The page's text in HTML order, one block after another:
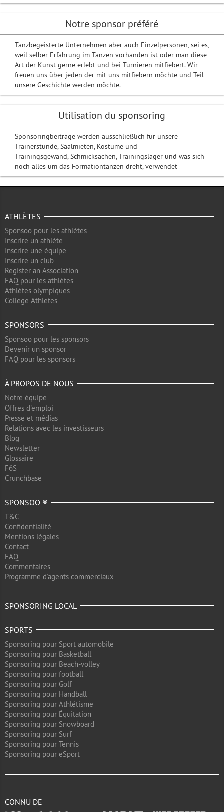
Notre sponsor préféré
Tanzbegeisterte Unternehmen aber auch Einzelpersonen, sei es,
weil selber Erfahrung im Tanzen vorhanden ist oder man diese
Art der Kunst gerne erlebt und bei Turnieren mitfiebert. Wir
freuen uns über jeden der mit uns mitfiebern möchte und Teil
unsere Geschichte werden möchte.
Utilisation du sponsoring
Sponsoringbeiträge werden ausschließlich für unsere
Trainerstunde, Saalmieten, Kostüme und
Trainingsgewand, Schmicksachen, Trainingslager und was sich
noch alles um das Formationtanzen dreht, verwendet
ATHLÈTES
Sponsoo pour les athlètes
Inscrire un athlète
Inscrire une équipe
Inscrire un club
Register an Association
FAQ pour les athlètes
Athlètes olympiques
College Athletes
SPONSORS
Sponsoo pour les sponsors
Devenir un sponsor
FAQ pour les sponsors
À PROPOS DE NOUS
Notre équipe
Offres d'emploi
Presse et médias
Relations avec les investisseurs
Blog
Newsletter
Glossaire
F6S
Crunchbase
SPONSOO ®
T&C
Confidentialité
Mentions légales
Contact
FAQ
Commentaires
Programme d'agents commerciaux
SPONSORING LOCAL
SPORTS
Sponsoring pour Sport automobile
Sponsoring pour Basketball
Sponsoring pour Beach-volley
Sponsoring pour football
Sponsoring pour Golf
Sponsoring pour Handball
Sponsoring pour Athlétisme
Sponsoring pour Équitation
Sponsoring pour Snowboard
Sponsoring pour Surf
Sponsoring pour Tennis
Sponsoring pour eSport
CONNU DE